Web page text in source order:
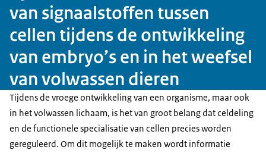
van signaalstoffen tussen
cellen tijdens de ontwikkeling
van embryo’s en in het weefsel
van volwassen dieren
Tijdens de vroege ontwikkeling van een organisme, maar ook
in het volwassen lichaam, is het van groot belang dat celdeling
en de functionele specialisatie van cellen precies worden
gereguleerd. Om dit mogelijk te maken wordt informatie